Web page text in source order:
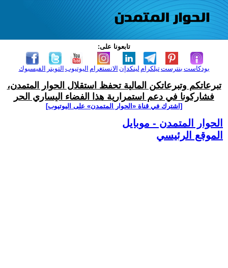
تابعونا على:
الفيسبوك التويتر اليوتيوب الانستغرام لينكدإن تيلكرامبنترست بودكاست
تبرعاتكم وتبرعاتكن المالية تحفظ استقلال الحوار المتمدن،
فشاركونا في دعم استمرارية هذا الفضاء اليساري الحر
[اشترك في قناة ‫«الحوار المتمدن» على اليوتيوب]
الحوار المتمدن - موبايل
الموقع الرئيسي